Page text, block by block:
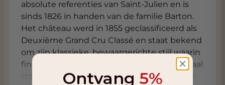
absolute referenties van Saint-Julien en is
sinds 1826 in handen van de familie Barton.
Het château werd in 1855 geclassificeerd als
Deuxième Grand Cru Classé en staat bekend
om zijn klassieke, bewaargerichte stijl waarin
finesse, structuur en terroirexpressie centraal
staan. Waar sommige top-Bordeaux steeds
Ontvang 5%